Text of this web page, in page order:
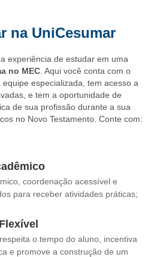
na UniCesumar
experiência de estudar em uma
no MEC. Aqui você conta com o
especializada, tem acesso a
e tem a oportunidade de
de sua profissão durante a sua
no Novo Testamento. Conte com:
coordenação acessível e
para receber atividades práticas;
o tempo do aluno, incentiva
e promove a construção de um